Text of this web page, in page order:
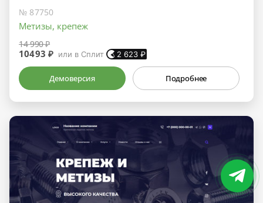
№ 87750
Метизы, крепеж
14 990 ₽
10493 ₽ или в Сплит 2 623 ₽
Демоверсия Подробнее